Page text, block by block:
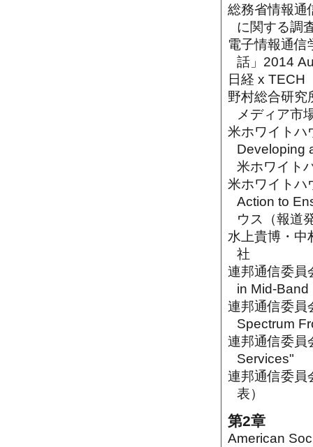
総務省情報通
に関する調
電子情報通
話」2014
日経 x TECH
野村総合研究
メディア市
米ホワイトハ
Developing
米ホワイト
米ホワイトハ
Action to
ウス（報道
水上貴博・中
社
連邦通信委員
in Mid-
連邦通信委員
Spectrum
連邦通信委員
Services"
連邦通信委員
表）
第2章
American